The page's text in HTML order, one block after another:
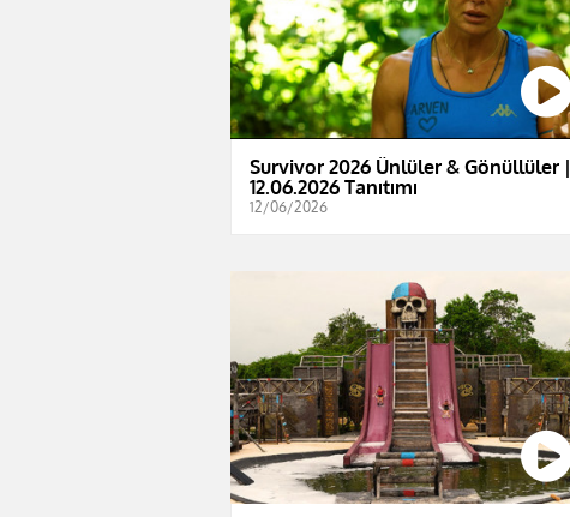
Survivor 2026 Ünlüler & Gönüllüler |
12.06.2026 Tanıtımı
12/06/2026